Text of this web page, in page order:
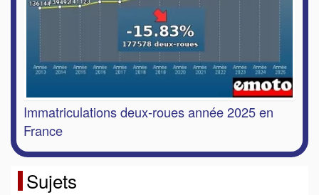
Immatriculations deux-roues année 2025 en
France
Sujets